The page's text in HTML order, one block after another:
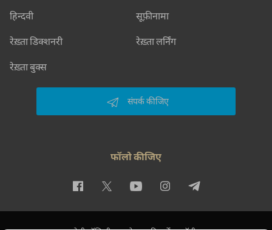
हिन्दवी सूफ़ीनामा
रेख़्ता डिक्शनरी रेख़्ता लर्निंग
रेख़्ता बुक्स
संपर्क कीजिए
फॉलो कीजिए